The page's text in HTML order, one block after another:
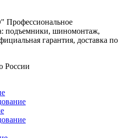
подъемники, шиномонтаж,
гарантия, доставка по
России